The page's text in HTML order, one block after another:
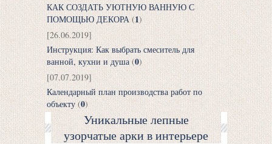
КАК СОЗДАТЬ УЮТНУЮ ВАННУЮ С
ПОМОЩЬЮ ДЕКОРА (1)
[26.06.2019]
Инструкция: Как выбрать смеситель для
ванной, кухни и душа (0)
[07.07.2019]
Календарный план производства работ по
объекту (0)
Уникальные лепные
узорчатые арки в интерьере